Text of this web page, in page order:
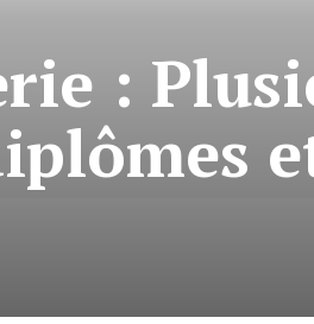
: